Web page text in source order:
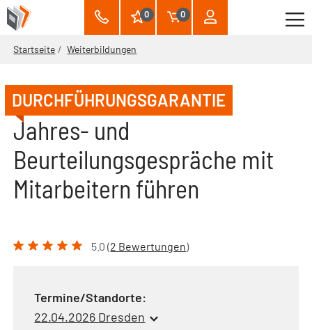
0 0
Startseite Weiterbildungen
DURCHFÜHRUNGSGARANTIE
Jahres- und
Beurteilungsgespräche mit
Mitarbeitern führen
5.0 (2 Bewertungen)
Termine/Standorte:
22.04.2026 Dresden